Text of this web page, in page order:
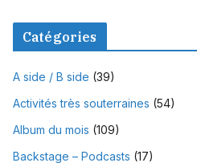
Catégories
A side / B side (39)
Activités très souterraines (54)
Album du mois (109)
Backstage – Podcasts (17)